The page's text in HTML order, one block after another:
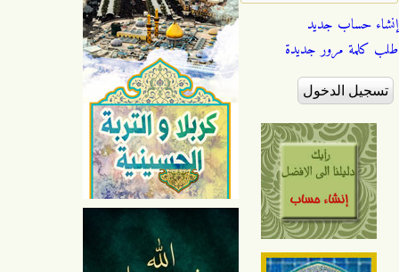
إنشاء حساب جديد
طلب كلمة مرور جديدة